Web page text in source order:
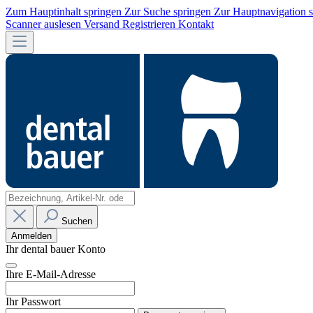
Zum Hauptinhalt springen Zur Suche springen Zur Hauptnavigation
Scanner auslesen Versand Registrieren Kontakt
Suchen
Anmelden
Ihr dental bauer Konto
Ihre E-Mail-Adresse
Ihr Passwort